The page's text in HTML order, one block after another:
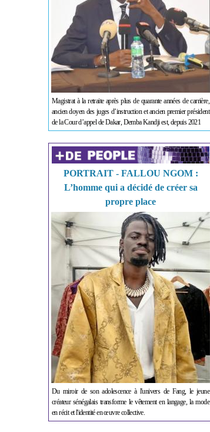
Magistrat à la retraite après plus de quarante années de carrière,
ancien doyen des juges d’instruction et ancien premier président
de la Cour d’appel de Dakar, Demba Kandji est, depuis 2021
PORTRAIT - FALLOU NGOM :
L’homme qui a décidé de créer sa
propre place
Du miroir de son adolescence à l'univers de Fang, le jeune
créateur sénégalais transforme le vêtement en langage, la mode
en récit et l'identité en œuvre collective.